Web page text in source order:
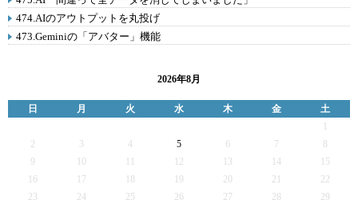
474.AIのアウトプットを丸投げ
473.Geminiの「アバター」機能
2026年8月
日 月 火 水 木 金
土
2
3 4 5 6 7
9
12 13 14
15
16
17 19 20 21
22
23
24 25 26 27 28
29